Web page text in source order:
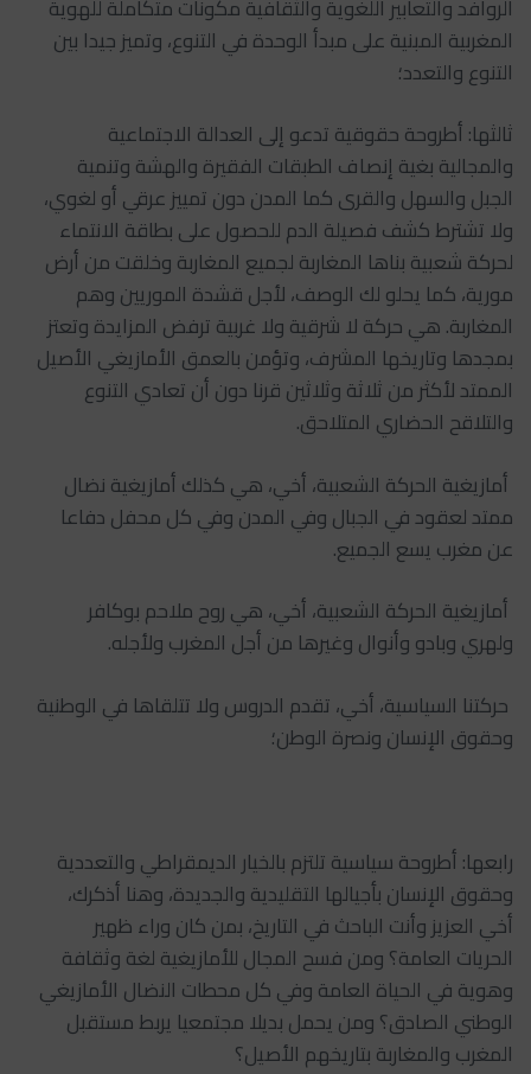
الروافد والتعابير اللغوية والثقافية مكونات متكاملة للهوية
المغربية المبنية على مبدأ الوحدة في التنوع، وتميز جيدا بين
التنوع والتعدد؛
‏‎ثالثها: أطروحة حقوقية تدعو إلى العدالة الاجتماعية
والمجالية بغية إنصاف الطبقات الفقيرة والهشة وتنمية
الجبل والسهل والقرى كما المدن دون تمييز عرقي أو لغوي،
ولا تشترط كشف فصيلة الدم للحصول على بطاقة الانتماء
لحركة شعبية بناها المغاربة لجميع المغاربة وخلقت من أرض
مورية، كما يحلو لك الوصف، لأجل قشدة الموريين وهم
المغاربة. هي حركة لا شرقية ولا غربية ترفض المزايدة وتعتز
بمجدها وتاريخها المشرف، وتؤمن بالعمق الأمازيغي الأصيل
الممتد لأكثر من ثلاثة وثلاثين قرنا دون أن تعادي التنوع
والتلاقح الحضاري المتلاحق.
‏‎ أمازيغية الحركة الشعبية، أخي، هي كذلك أمازيغية نضال
ممتد لعقود في الجبال وفي المدن وفي كل محفل دفاعا
عن مغرب يسع الجميع.
‏‎ أمازيغية الحركة الشعبية، أخي، هي روح ملاحم بوكافر
ولهري وبادو وأنوال وغيرها من أجل المغرب ولأجله.
‏‎ حركتنا السياسية، أخي، تقدم الدروس ولا تتلقاها في الوطنية
وحقوق الإنسان ونصرة الوطن؛
‏‎رابعها: أطروحة سياسية تلتزم بالخيار الديمقراطي والتعددية
وحقوق الإنسان بأجيالها التقليدية والجديدة، وهنا أذكرك،
أخي العزيز وأنت الباحث في التاريخ، بمن كان وراء ظهير
الحريات العامة؟ ومن فسح المجال للأمازيغية لغة وثقافة
وهوية في الحياة العامة وفي كل محطات النضال الأمازيغي
الوطني الصادق؟ ومن يحمل بديلا مجتمعيا يربط مستقبل
المغرب والمغاربة بتاريخهم الأصيل؟